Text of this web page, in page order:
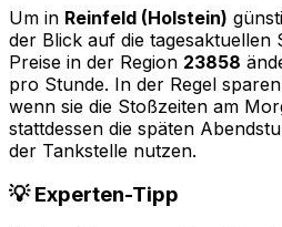
Um in Reinfeld (Holstein)
der Blick auf die tagesaktuellen
Preise in der Region 23858
pro Stunde. In der Regel
wenn sie die Stoßzeiten am
stattdessen die späten
der Tankstelle nutzen.
💡 Experten-Tipp